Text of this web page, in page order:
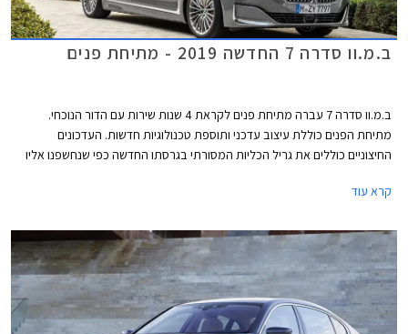
ב.מ.וו סדרה 7 החדשה 2019 - מתיחת פנים
ב.מ.וו סדרה 7 עברה מתיחת פנים לקראת 4 שנות שירות עם הדור הנוכחי.
מתיחת הפנים כוללת עיצוב עדכני ותוספת טכנולוגיות חדשות. העדכונים
החיצוניים כוללים את גריל הכליות המסורתי בגרסתו החדשה כפי שנחשפנו אליו
40% ביחס לדגם הפורש. עוד ניתן להבחין בסמל המותג במידות גדולות יותר,
ב.מ.וו להפחתת מקדם הגרר בעזרת זרימת אוויר חלקה יותר סביב המרכב.
קרא עוד